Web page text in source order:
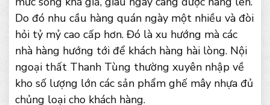
Do đó nhu cầu hàng quán ngày một nhiều và đòi
hỏi tỷ mỷ cao cấp hơn. Đó là xu hướng mà các
nhà hàng hướng tới để khách hàng hài lòng. Nội
ngoại thất Thanh Tùng thường xuyên nhập về
kho số lượng lớn các sản phẩm ghế mây nhựa đủ
chủng loại cho khách hàng.